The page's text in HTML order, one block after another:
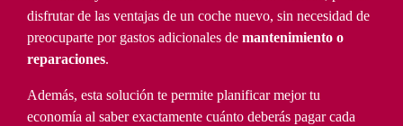
disfrutar de las ventajas de un coche nuevo, sin necesidad de
preocuparte por gastos adicionales de mantenimiento o
reparaciones.
Además, esta solución te permite planificar mejor tu
economía al saber exactamente cuánto deberás pagar cada